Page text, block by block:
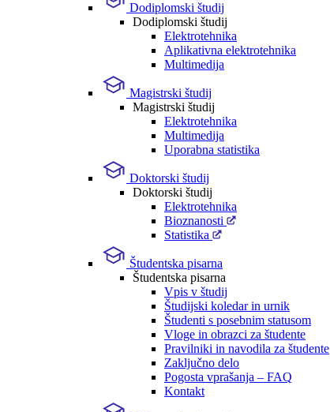
Dodiplomski študij
Dodiplomski študij
Elektrotehnika
Aplikativna elektrotehnika
Multimedija
Magistrski študij
Magistrski študij
Elektrotehnika
Multimedija
Uporabna statistika
Doktorski študij
Doktorski študij
Elektrotehnika
Bioznanosti
Statistika
Študentska pisarna
Študentska pisarna
Vpis v študij
Študijski koledar in urnik
Študenti s posebnim statusom
Vloge in obrazci za študente
Pravilniki in navodila za študente
Zaključno delo
Pogosta vprašanja – FAQ
Kontakt